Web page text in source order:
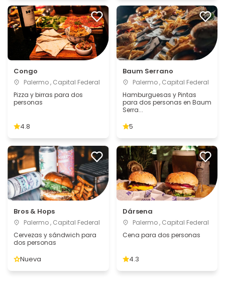
Congo
Palermo , Capital Federal
Pizza y birras para dos
personas
4.8
Baum Serrano
Palermo , Capital Federal
Hamburguesas y Pintas
para dos personas en Baum
Serra...
5
Bros & Hops
Palermo , Capital Federal
Cervezas y sándwich para
dos personas
Nueva
Dársena
Palermo , Capital Federal
Cena para dos personas
4.3